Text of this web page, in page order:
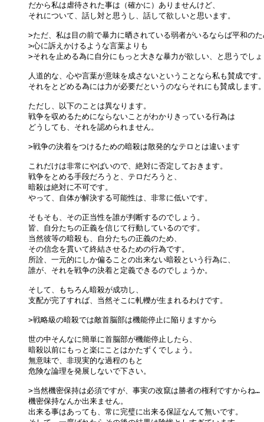
だから私は虐待された事は（確かに）ありませんけど、
それについて、話し対と思うし、話して欲しいと思います。
>ただ、私は目の前で暴力に晒されている弱者がいるならば平和の
>心に訴えかけるような言葉よりも
>それを止める為に自分にもっと大きな暴力が欲しい、と思うでし
人道的な、心や言葉が意味を成さないということなら私も賛成です
それをとどめる為には力が必要だというのならそれにも賛成します
ただし、以下のことは異なります。
戦争を収めるためにならないことがわかりきっている行為は
どうしても、それを認められません。
>戦争の決着をつけるための暗殺は散発的なテロとは違います
これだけは非常にやばいので、絶対に否定しておきます。
戦争をとめる手段だろうと、テロだろうと、
暗殺は絶対に不可です。
やって、自体が解決する可能性は、非常に低いです。
そもそも、その正当性を誰が判断するのでしょう。
皆、自分たちの正義を信じて行動しているのです。
当然彼等の暗殺も、自分たちの正義のため、
その信念を貫いて終結させるための行為です。
所詮、一元的にしか偏ることの出来ない暗殺という行為に、
誰が、それを戦争の決着と定義できるのでしょうか。
そして、もちろん暗殺が成功し、
支配が完了すれば、当然そこに軋轢が生まれるわけです。
>戦略級の暗殺では敵首脳部は機能停止に陥りますから
世の中そんなに簡単に首脳部が機能停止したら、
暗殺以前にもっと楽にことはかたずくでしょう。
無意味で、非現実的な過程のもと
危険な論理を発展しないで下さい。
>当然機密保持は必須ですが、事実の改竄は勝者の権利ですからね…
機密保持なんか出来ません。
出来る事はあっても、常に完璧に出来る保証なんて無いです。